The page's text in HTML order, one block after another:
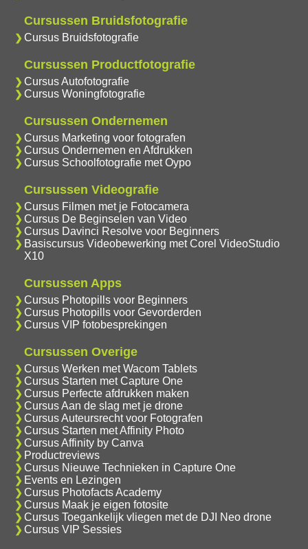
Cursussen Bruidsfotografie
Cursus Bruidsfotografie
Cursussen Productfotografie
Cursus Autofotografie
Cursus Woningfotografie
Cursussen Ondernemen
Cursus Marketing voor fotografen
Cursus Ondernemen en Afdrukken
Cursus Schoolfotografie met Oypo
Cursussen Videografie
Cursus Filmen met je Fotocamera
Cursus De Beginselen van Video
Cursus Davinci Resolve voor Beginners
Basiscursus Videobewerking met Corel VideoStudio
X10
Cursussen Apps
Cursus Photopills voor Beginners
Cursus Photopills voor Gevorderden
Cursus VIP fotobesprekingen
Cursussen Overige
Cursus Werken met Wacom Tablets
Cursus Starten met Capture One
Cursus Perfecte afdrukken maken
Cursus Aan de slag met je drone
Cursus Auteursrecht voor Fotografen
Cursus Starten met Affinity Photo
Cursus Affinity by Canva
Productreviews
Cursus Nieuwe Technieken in Capture One
Events en Lezingen
Cursus Photofacts Academy
Cursus Maak je eigen fotosite
Cursus Toegankelijk vliegen met de DJI Neo drone
Cursus VIP Sessies